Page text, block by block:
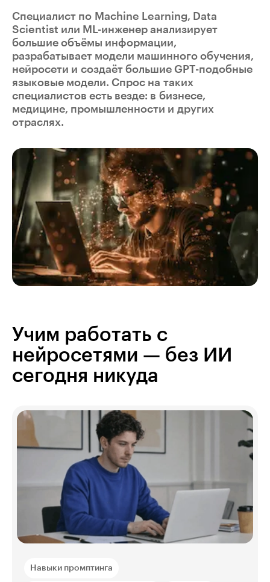
Специалист по Machine Learning, Data
Scientist или ML-инженер анализирует
большие объёмы информации,
разрабатывает модели машинного обучения,
нейросети и создаёт большие GPT-подобные
языковые модели. Спрос на таких
специалистов есть везде: в бизнесе,
медицине, промышленности и других
отраслях.
Учим работать с
нейросетями — без ИИ
сегодня никуда
Навыки промптинга